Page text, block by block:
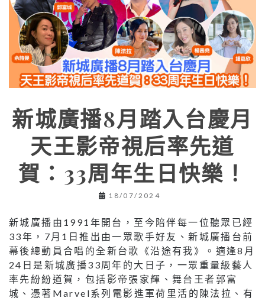
新城廣播8月踏入台慶月
天王影帝視后率先道
賀：33周年生日快樂！
18/07/2024
新城廣播由1991年開台，至今陪伴每一位聽眾已經
33年，7月1日推出由一眾歌手好友、新城廣播台前
幕後總動員合唱的全新台歌《沿途有我》。適逢8月
24日是新城廣播33周年的大日子，一眾重量級藝人
率先紛紛道賀，包括影帝張家輝、舞台王者郭富
城、憑著Marvel系列電影進軍荷里活的陳法拉、有